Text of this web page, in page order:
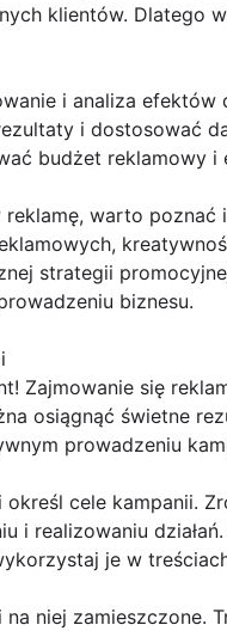
klientów. Dlatego
i analiza efektów
i dostosować
budżet reklamowy
warto
strategii
biznesu.
Zajmowanie się
osiągnąć świetne
prowadzeniu
cele kampanii.
i realizowaniu
je w
niej zamieszczone.